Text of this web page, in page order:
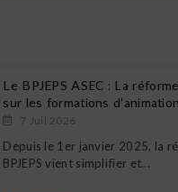
Le BPJEPS ASEC : La
sur les formations
7 Juil 2026
Depuis le 1er janvier 2025, la
BPJEPS vient simplifier et...